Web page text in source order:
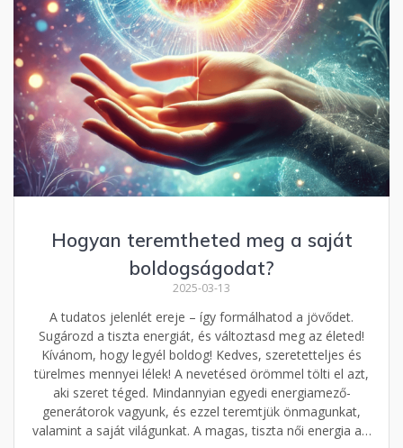
Hogyan teremtheted meg a saját
boldogságodat?
2025-03-13
A tudatos jelenlét ereje – így formálhatod a jövődet.
Sugározd a tiszta energiát, és változtasd meg az életed!
Kívánom, hogy legyél boldog! Kedves, szeretetteljes és
türelmes mennyei lélek! A nevetésed örömmel tölti el azt,
aki szeret téged. Mindannyian egyedi energiamező-
generátorok vagyunk, és ezzel teremtjük önmagunkat,
valamint a saját világunkat. A magas, tiszta női energia a…